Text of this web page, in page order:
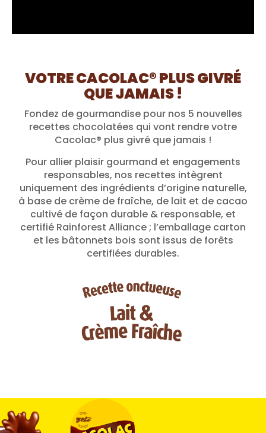
VOTRE CACOLAC® PLUS GIVRÉ
QUE JAMAIS !
Fondez de gourmandise pour nos 5 nouvelles
recettes chocolatées qui vont rendre votre
Cacolac® plus givré que jamais !
Pour allier plaisir gourmand et engagements
responsables, nos recettes intègrent
uniquement des ingrédients d’origine naturelle,
à base de crème de fraîche, de lait et de cacao
cultivé de façon durable & responsable, et
certifié Rainforest Alliance ; l’emballage carton
et les bâtonnets bois sont issus de forêts
certifiées durables.